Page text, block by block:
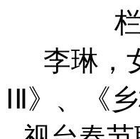
李琳，
ⅠⅡ》、《